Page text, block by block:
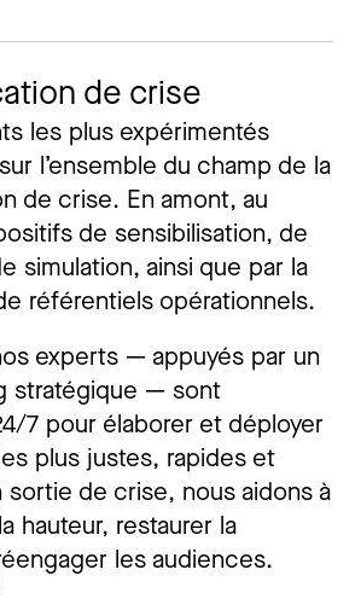
de crise
les plus expérimentés
l’ensemble du champ de la
de crise. En amont, au
de sensibilisation, de
simulation, ainsi que par la
référentiels opérationnels.
experts — appuyés par un
stratégique — sont
7 pour élaborer et déployer
plus justes, rapides et
sortie de crise, nous aidons à
hauteur, restaurer la
les audiences.